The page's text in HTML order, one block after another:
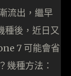
流出，繼早
種後，近日又
7 可能會省
幾種方法：